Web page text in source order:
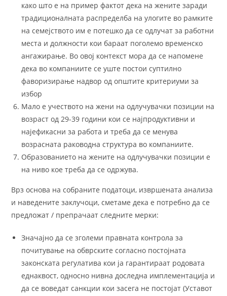
како што е на пример фактот дека на жените заради
традиционалната распределба на улогите во рамките
на семејството им е потешко да се одлучат за работни
места и должности кои бараат поголемо временско
ангажирање. Во овој контекст мора да се напомене
дека во компаниите се уште постои суптилно
фаворизирање надвор од општите критериуми за
избор
Мало е учеството на жени на одлучувачки позиции на
возраст од 29-39 години кои се најпродуктивни и
најефикасни за работа и треба да се менува
возрасната раководна структура во компаниите.
Образованието на жените на одлучувачки позиции е
на ниво кое треба да се одржува.
Врз основа на собраните податоци, извршената анализа
и наведените заклучоци, сметаме дека е потребно да се
предложат / препрачаат следните мерки:
Значајно да се зголеми правната контрола за
почитување на обврските согласно постојната
законската регулатива кои ја гарантираат родовата
еднаквост, односно нивна доследна имплементација и
да се воведат санкции кои засега не постојат (Уставот